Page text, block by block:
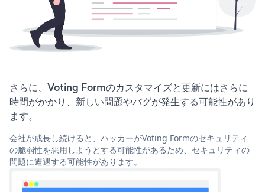
さらに、Voting Formのカスタマイズと更新にはさらに
時間がかかり、新しい問題やバグが発生する可能性があり
ます。
会社が成長し続けると、ハッカーがVoting Formのセキュリティ
の脆弱性を悪用しようとする可能性があるため、セキュリティの
問題に遭遇する可能性があります。